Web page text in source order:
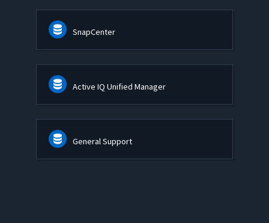
SnapCenter
Active IQ Unified Manager
General Support